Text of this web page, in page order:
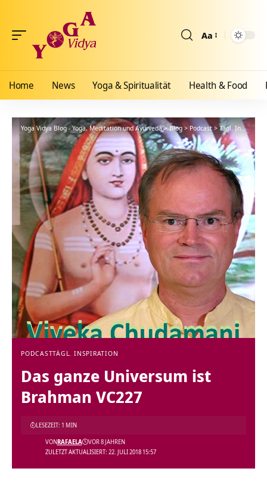
Aa
Home News Yoga & Spiritualität Health & Food
Yoga Vidya Blog - Yoga, Meditation und Ayurveda>Blog> Podcast> Tägl. Inspiration
PODCASTTÄGL. INSPIRATION
Das ganze Universum ist
Brahman VC227
ZULETZT AKTUALISIERT: 22. JULI 2018 15:57
VONRAFAELA VOR 8 JAHREN
LESEZEIT: 1 MIN